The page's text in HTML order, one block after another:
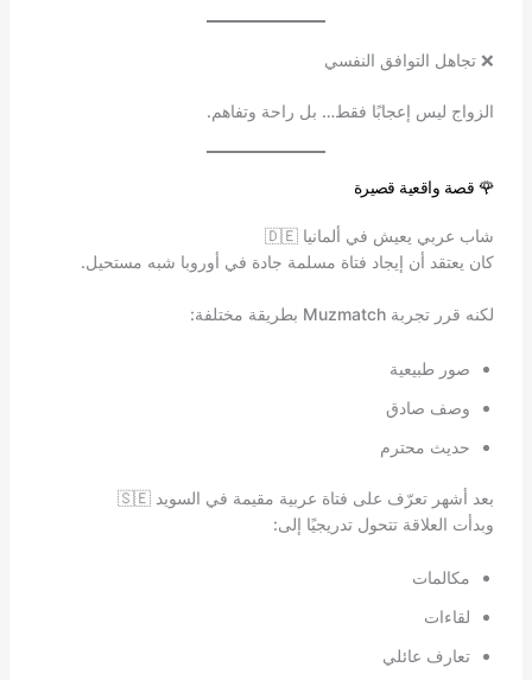
❌ تجاهل التوافق النفسي
الزواج ليس إعجابًا فقط… بل راحة وتفاهم.
🌹 قصة واقعية قصيرة
شاب عربي يعيش في ألمانيا 🇩🇪
كان يعتقد أن إيجاد فتاة مسلمة جادة في أوروبا شبه مستحيل.
لكنه قرر تجربة Muzmatch بطريقة مختلفة:
صور طبيعية
وصف صادق
حديث محترم
بعد أشهر تعرّف على فتاة عربية مقيمة في السويد 🇸🇪
وبدأت العلاقة تتحول تدريجيًا إلى:
مكالمات
لقاءات
تعارف عائلي